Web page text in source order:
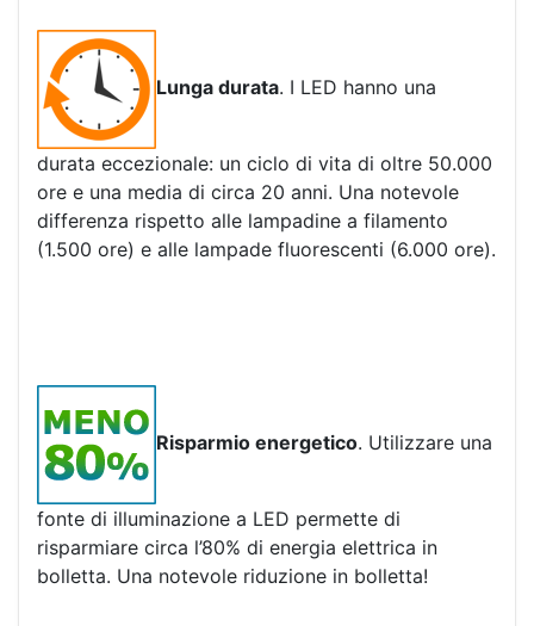
Lunga durata. I LED hanno una
durata eccezionale: un ciclo di vita di oltre 50.000
ore e una media di circa 20 anni. Una notevole
differenza rispetto alle lampadine a filamento
(1.500 ore) e alle lampade fluorescenti (6.000 ore).
Risparmio energetico. Utilizzare una
fonte di illuminazione a LED permette di
risparmiare circa l’80% di energia elettrica in
bolletta. Una notevole riduzione in bolletta!